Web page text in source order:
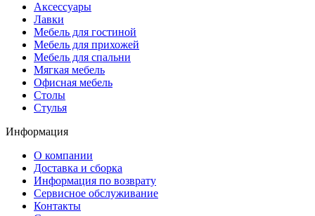
Аксессуары
Лавки
Мебель для гостиной
Мебель для прихожей
Мебель для спальни
Мягкая мебель
Офисная мебель
Столы
Стулья
Информация
О компании
Доставка и сборка
Информация по возврату
Сервисное обслуживание
Контакты